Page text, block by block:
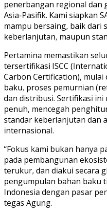
penerbangan regional dan
Asia-Pasifik. Kami siapkan
mampu bersaing, baik dari
keberlanjutan, maupun
Pertamina memastikan
tersertifikasi ISCC
Carbon Certification),
baku, proses pemurnian
dan distribusi. Sertifikasi
penuh, mencegah
standar keberlanjutan dan
internasional.
“Fokus kami bukan hanya
pada pembangunan
terukur, dan diakui secara
pengumpulan bahan baku
Indonesia dengan pasar
tegas Agung.